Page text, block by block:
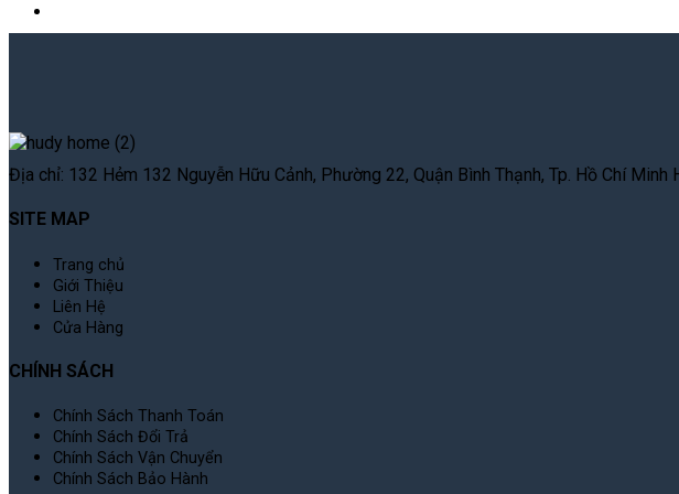
Địa chỉ: 132 Hẻm 132 Nguyễn Hữu Cảnh, Phường 22, Quận Bình Thạnh, Tp. Hồ Chí
SITE MAP
Trang chủ
Giới Thiệu
Liên Hệ
Cửa Hàng
CHÍNH SÁCH
Chính Sách Thanh Toán
Chính Sách Đổi Trả
Chính Sách Vận Chuyển
Chính Sách Bảo Hành